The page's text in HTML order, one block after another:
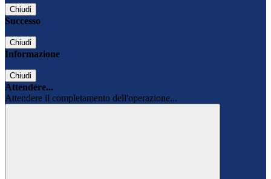
Chiudi
Successo
Chiudi
Informazione
Chiudi
Attendere...
Attendere il completamento dell'operazione...